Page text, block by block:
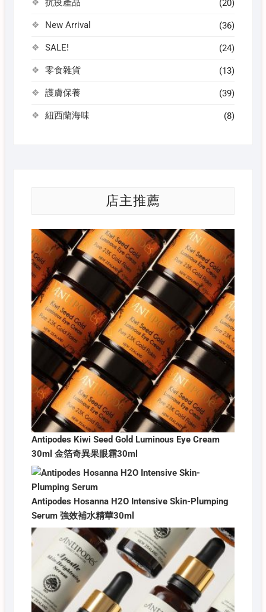
抗疫產品 (20)
New Arrival (36)
SALE! (24)
零食雜貨 (13)
護膚保養 (39)
紐西蘭海味 (8)
店主推薦
Antipodes Kiwi Seed Gold Luminous Eye Cream
30ml 金箔奇異果眼霜30ml
Antipodes Hosanna H2O Intensive Skin-Plumping
Serum 強效補水精華30ml